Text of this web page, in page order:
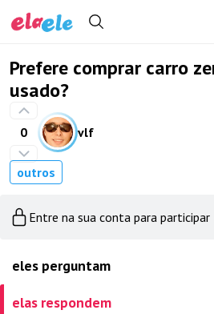
Prefere comprar carro
usado?
0 vlf
outros
Entre na sua conta para participar
eles perguntam
elas respondem